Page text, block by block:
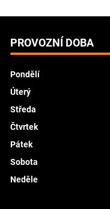
PROVOZNÍ DOBA
Pondělí
Úterý
Středa
Čtvrtek
Pátek
Sobota
Neděle